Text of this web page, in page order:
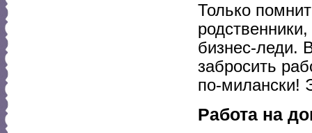
Только
бизнес-леди.
забросить
по-милански!
Работа на